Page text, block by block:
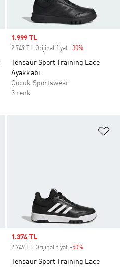
Sale price
1.999 TL
2.749 TL Orijinal fiyat -30%
Tensaur Sport Training Lace
Ayakkabı
Çocuk Sportswear
3 renk
Sale price
1.374 TL
2.749 TL Orijinal fiyat -50%
Tensaur Sport Training Lace